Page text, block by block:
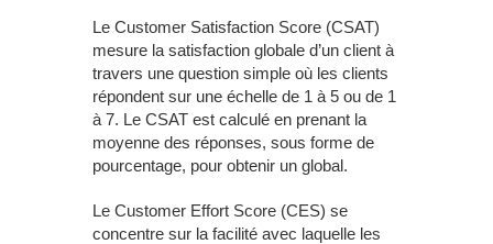
Le Customer Satisfaction Score (CSAT)
mesure la satisfaction globale d’un client à
travers une question simple où les clients
répondent sur une échelle de 1 à 5 ou de 1
à 7. Le CSAT est calculé en prenant la
moyenne des réponses, sous forme de
pourcentage, pour obtenir un global.
Le Customer Effort Score (CES) se
concentre sur la facilité avec laquelle les